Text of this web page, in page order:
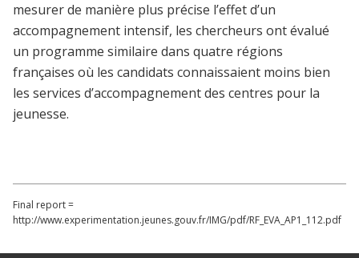
mesurer de manière plus précise l’effet d’un
accompagnement intensif, les chercheurs ont évalué
un programme similaire dans quatre régions
françaises où les candidats connaissaient moins bien
les services d’accompagnement des centres pour la
jeunesse.
Final report =
http://www.experimentation.jeunes.gouv.fr/IMG/pdf/RF_EVA_AP1_112.pdf